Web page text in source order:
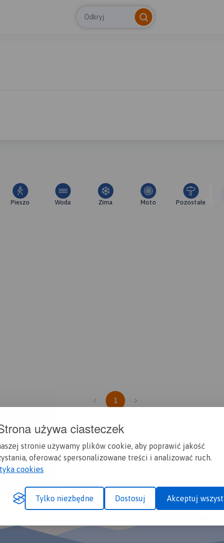
używa ciasteczek
stronie używamy plików cookie, aby poprawić jakość
oferować spersonalizowane treści i analizować ruch.
cookies
Tylko niezbędne Dostosuj Akceptuj
Odkryj
Pieszo Woda Zima Moto Pozostałe
1